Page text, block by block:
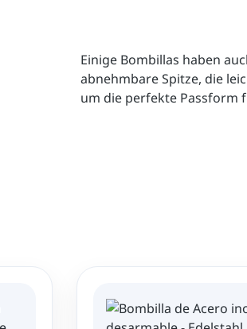
Einige Bombillas haben
abnehmbare Spitze, die
um die perfekte Passform